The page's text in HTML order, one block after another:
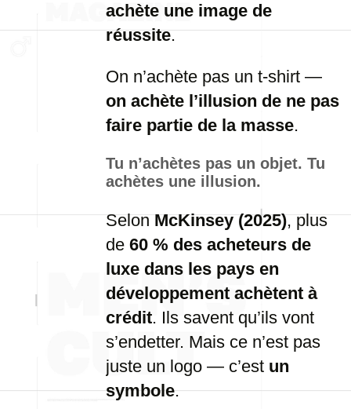
achète une image de
réussite.
On n’achète pas un t-shirt —
on achète l’illusion de ne pas
faire partie de la masse.
Tu n’achètes pas un objet. Tu
achètes une illusion.
Selon McKinsey (2025), plus
de 60 % des acheteurs de
luxe dans les pays en
développement achètent à
crédit. Ils savent qu’ils vont
s’endetter. Mais ce n’est pas
juste un logo — c’est un
symbole.